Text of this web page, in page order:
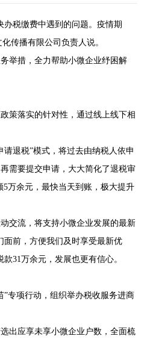
税缴费中遇到的问题。疫情期
传播有限公司负责人说。
举措，全力帮助小微企业纾困解
策落实的针对性，通过线上线下相
退税”模式，将过去由纳税人依申
需要提交申请，大大简化了退税审
万余元，最快当天到账，极大提升
交流，将支持小微企业发展的最新
面前，方便我们及时享受最新优
31万余元，发展也更有信心。
专项行动，组织举办税收服务进商
出应享未享小微企业户数，全面梳